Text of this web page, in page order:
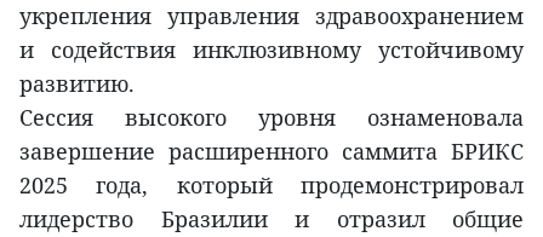
укрепления управления здравоохранением
и содействия инклюзивному устойчивому
развитию.
Сессия высокого уровня ознаменовала
завершение расширенного саммита БРИКС
2025 года, который продемонстрировал
лидерство Бразилии и отразил общие